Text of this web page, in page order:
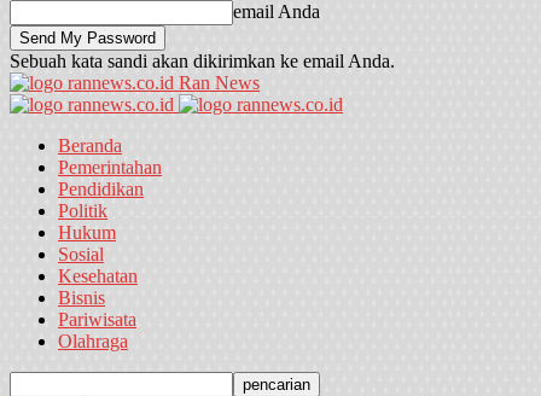
email Anda
Sebuah kata sandi akan dikirimkan ke email Anda.
Ran News
Beranda
Pemerintahan
Pendidikan
Politik
Hukum
Sosial
Kesehatan
Bisnis
Pariwisata
Olahraga